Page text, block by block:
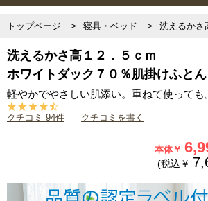
トップページ 寝具・ベッド 洗えるかさ
洗えるかさ高１２．５ｃｍ
ホワイトダック７０％肌掛けふとん
軽やかでやさしい肌添い。重ねて使っても
クチコミ 94件 クチコミを書く
本体￥
(税込￥